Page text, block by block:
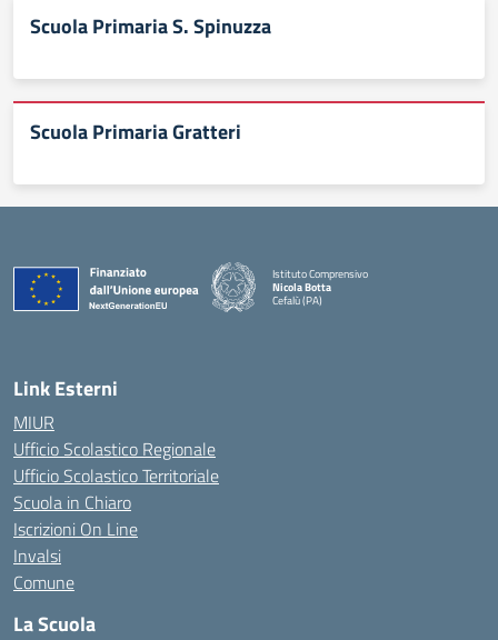
Scuola Primaria S. Spinuzza
Scuola Primaria Gratteri
Istituto Comprensivo
Nicola Botta
Cefalù (PA)
Link Esterni
MIUR
Ufficio Scolastico Regionale
Ufficio Scolastico Territoriale
Scuola in Chiaro
Iscrizioni On Line
Invalsi
Comune
La Scuola